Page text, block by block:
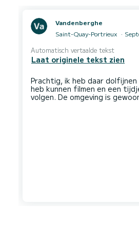
Vandenberghe
Saint-Quay-Portrieux
Automatisch vertaalde tekst
Laat originele tekst zien
Prachtig, ik heb daar dolfijnen
heb kunnen filmen en een